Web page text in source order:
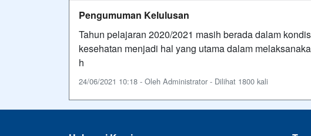
Pengumuman Kelulusan
Tahun pelajaran 2020/2021 masih berada dalam
kesehatan menjadi hal yang utama dalam
h
24/06/2021 10:18 - Oleh Administrator - Dilihat 1800 kali